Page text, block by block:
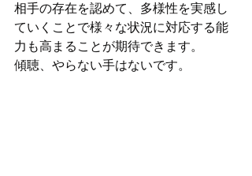
相手の存在を認めて、多様性を実感し
ていくことで様々な状況に対応する能
力も高まることが期待できます。
傾聴、やらない手はないです。